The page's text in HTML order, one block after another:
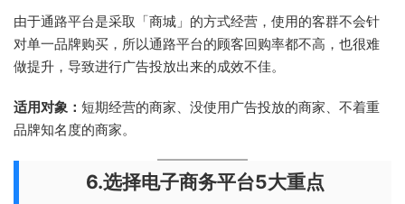
由于通路平台是采取「商城」的方式经营，使用的客群不会针
对单一品牌购买，所以通路平台的顾客回购率都不高，也很难
做提升，导致进行广告投放出来的成效不佳。
适用对象： 短期经营的商家、没使用广告投放的商家、不着重
品牌知名度的商家。
6.选择电子商务平台5大重点